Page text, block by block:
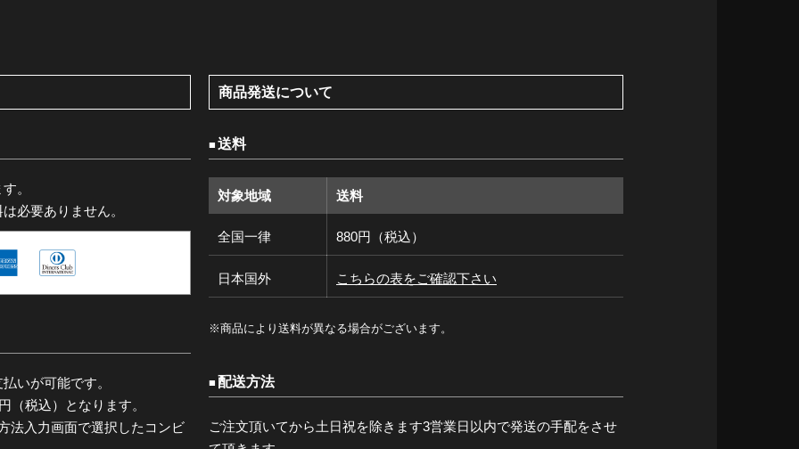
。
必要ありません。
いが可能です。
（税込）となります。
法入力画面で選択したコンビ
商品発送について
送料
対象地域 送料
全国一律 880円（税込）
日本国外 こちらの表をご確認下さい
※商品により送料が異なる場合がございます。
配送方法
ご注文頂いてから土日祝を除きます3営業日以内で発送の手配をさせ